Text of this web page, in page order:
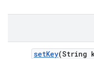
setKey(String